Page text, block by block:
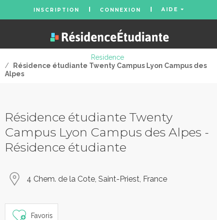
INSCRIPTION CONNEXION AIDE
Residence
/
Résidence étudiante Twenty Campus Lyon Campus des
Alpes
Résidence étudiante Twenty
Campus Lyon Campus des Alpes -
Résidence étudiante
4 Chem. de la Cote, Saint-Priest, France
Favoris